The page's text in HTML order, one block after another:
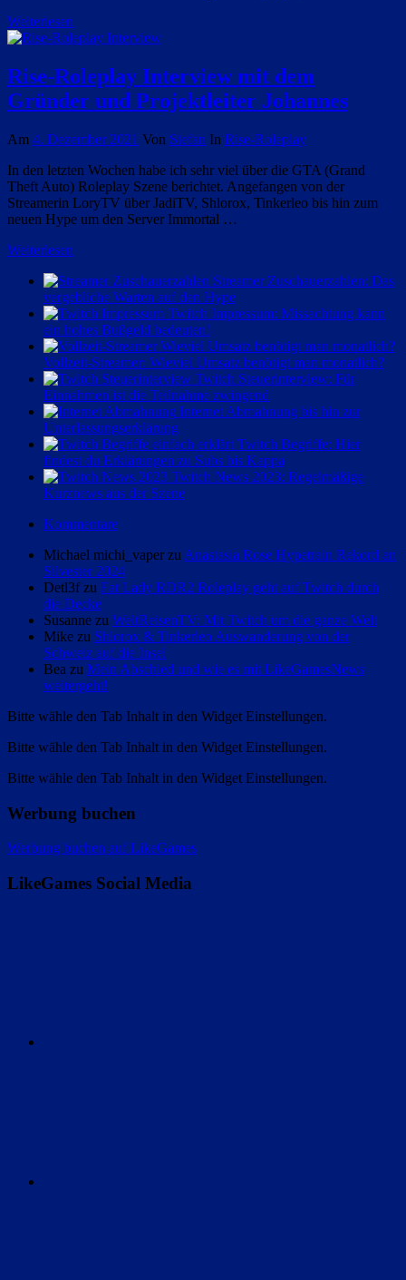
Weiterlesen
Rise-Roleplay Interview mit dem
Gründer und Projektleiter Johannes
Am 4. Dezember 2021 Von Stefan In Rise-Roleplay
In den letzten Wochen habe ich sehr viel über die GTA (Grand
Theft Auto) Roleplay Szene berichtet. Angefangen von der
Streamerin LoryTV über JadiTV, Shlorox, Tinkerleo bis hin zum
neuen Hype um den Server Immortal …
Weiterlesen
Streamer Zuschauerzahlen: Das
vergebliche Warten auf den Hype
Twitch Impressum: Missachtung kann
ein hohes Bußgeld bedeuten!
Vollzeit-Streamer: Wieviel Umsatz benötigt man monatlich?
Twitch Steuerinterview: Für
Einnahmen ist die Teilnahme zwingend
Internet Abmahnung bis hin zur
Unterlassungserklärung
Twitch Begriffe: Hier
findest du Erklärungen zu Subs bis Kappa
Twitch News 2023: Regelmäßige
Kurznews aus der Szene
Kommentare
Michael michi_vaper zu Anastasia Rose Hypetrain Rekord an
Silvester 2024
Detl3f zu Fat Lady RDR2 Roleplay geht auf Twitch durch
die Decke
Susanne zu WeltReisenTV: Mit Twitch um die ganze Welt
Mike zu Shlorox & Tinkerleo Auswanderung von der
Schweiz auf die Insel
Bea zu Mein Abschied und wie es mit LikeGamesNews
weitergeht!
Bitte wähle den Tab Inhalt in den Widget Einstellungen.
Bitte wähle den Tab Inhalt in den Widget Einstellungen.
Bitte wähle den Tab Inhalt in den Widget Einstellungen.
Werbung buchen
Werbung buchen auf LikeGames
LikeGames Social Media